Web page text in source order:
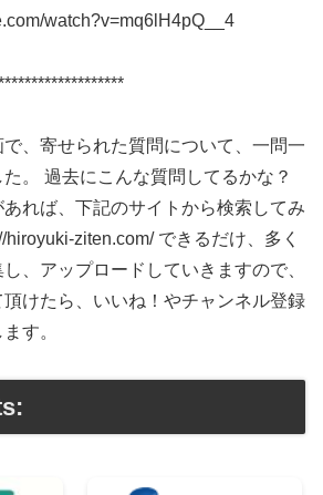
watch?v=mq6lH4pQ__4
、寄せられた質問について、一問一
。 過去にこんな質問してるかな？
れば、下記のサイトから検索してみ
ziten.com/ できるだけ、多く
、アップロードしていきますので、
けたら、いいね！やチャンネル登録
す。